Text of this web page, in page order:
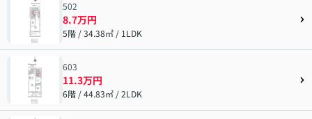
502
8.7万円
5階 / 34.38㎡ / 1LDK
603
11.3万円
6階 / 44.83㎡ / 2LDK